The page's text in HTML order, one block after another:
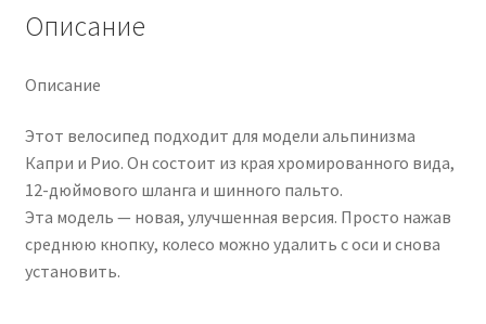
Описание
Описание
Этот велосипед подходит для модели альпинизма
Капри и Рио. Он состоит из края хромированного вида,
12-дюймового шланга и шинного пальто.
Эта модель — новая, улучшенная версия. Просто нажав
среднюю кнопку, колесо можно удалить с оси и снова
установить.